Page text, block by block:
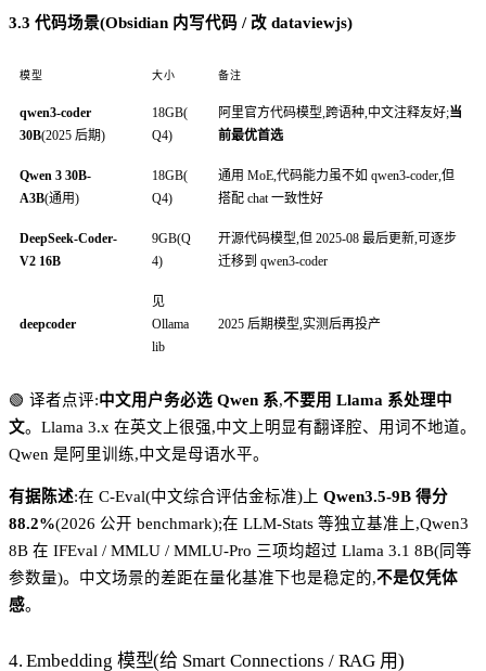
3.3 代码场景(Obsidian 内写代码 / 改 dataviewjs)
模型 大小 备注
qwen3-coder
30B(2025 后期)
18GB(
Q4)
阿里官方代码模型,跨语种,中文注释友好;当
前最优首选
Qwen 3 30B-
A3B(通用)
18GB(
Q4)
通用 MoE,代码能力虽不如 qwen3-coder,但
搭配 chat 一致性好
DeepSeek-Coder-
V2 16B
9GB(Q
4)
开源代码模型,但 2025-08 最后更新,可逐步
迁移到 qwen3-coder
deepcoder
见
Ollama
lib
2025 后期模型,实测后再投产
🟢 译者点评:中文用户务必选 Qwen 系,不要用 Llama 系处理中
文。Llama 3.x 在英文上很强,中文上明显有翻译腔、用词不地道。
Qwen 是阿里训练,中文是母语水平。
有据陈述:在 C-Eval(中文综合评估金标准)上 Qwen3.5-9B 得分
88.2%(2026 公开 benchmark);在 LLM-Stats 等独立基准上,Qwen3
8B 在 IFEval / MMLU / MMLU-Pro 三项均超过 Llama 3.1 8B(同等
参数量)。中文场景的差距在量化基准下也是稳定的,不是仅凭体
感。
4. Embedding 模型(给 Smart Connections / RAG 用)